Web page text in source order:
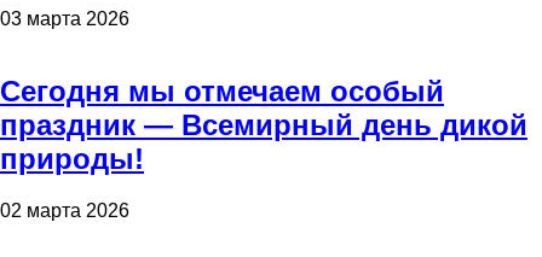
03 марта 2026
Сегодня мы отмечаем особый
праздник — Всемирный день дикой
природы!
02 марта 2026